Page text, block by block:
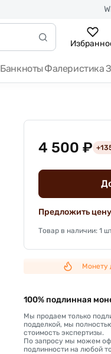
Банкноты Фалеристика
4 500 ₽
Предложить цену
Товар в наличии: 1
Монету
100% подлинная
Мы продаем только
подделкой, мы
стоимость экспертизы.
По запросу мы можем
подлинности на любой